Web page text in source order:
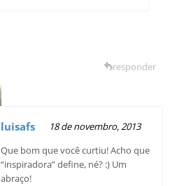
luisafs
18 de novembro, 2013
Que bom que você curtiu! Acho que
“inspiradora” define, né? :) Um
abraço!
responder